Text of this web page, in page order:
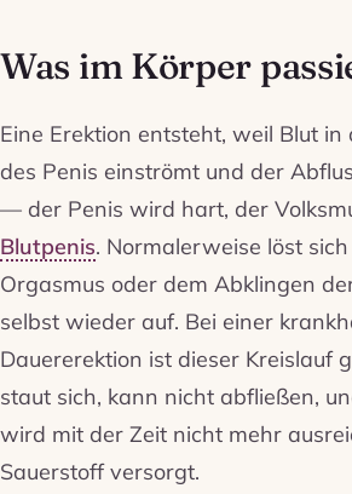
Was im Körper
Eine Erektion entsteht, weil Blut
des Penis einströmt und der
— der Penis wird hart, der
Blutpenis. Normalerweise löst
Orgasmus oder dem Abklingen
selbst wieder auf. Bei einer
Dauererektion ist dieser Kreislauf
staut sich, kann nicht abfließen,
wird mit der Zeit nicht mehr
Sauerstoff versorgt.